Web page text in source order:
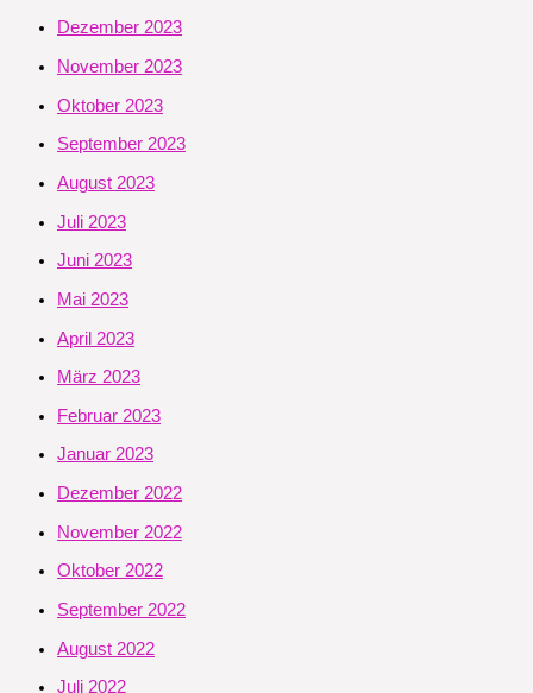
Dezember 2023
November 2023
Oktober 2023
September 2023
August 2023
Juli 2023
Juni 2023
Mai 2023
April 2023
März 2023
Februar 2023
Januar 2023
Dezember 2022
November 2022
Oktober 2022
September 2022
August 2022
Juli 2022